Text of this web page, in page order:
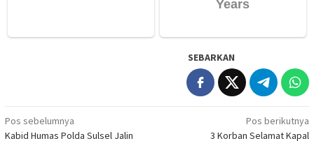
SEBARKAN
Navigasi
Pos sebelumnya
Kabid Humas Polda Sulsel Jalin
Pos berikutnya
3 Korban Selamat Kapal